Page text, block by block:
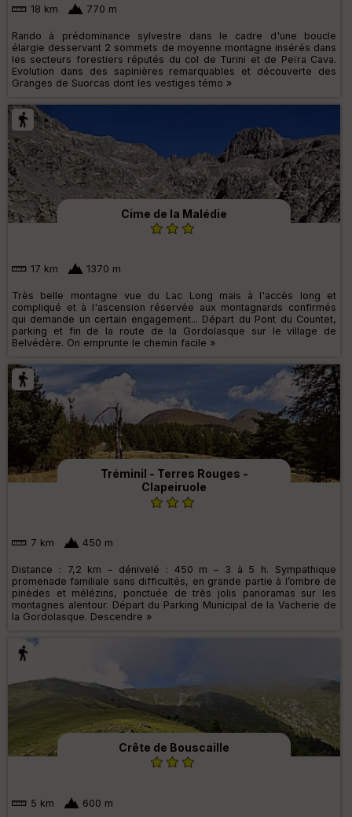
18 km 770 m
Rando à prédominance sylvestre dans le cadre d'une boucle
élargie desservant 2 sommets de moyenne montagne insérés dans
les secteurs forestiers réputés du col de Turini et de Peïra Cava.
Evolution dans des sapinières remarquables et découverte des
Granges de Suorcas dont les vestiges témo »
Cime de la Malédie
17 km 1370 m
Très belle montagne vue du Lac Long mais à l'accès long et
compliqué et à l'ascension réservée aux montagnards confirmés
qui demande un certain engagement... Départ du Pont du Countet,
parking et fin de la route de la Gordolasque sur le village de
Belvédère. On emprunte le chemin facile »
Tréminil - Terres Rouges -
Clapeiruole
7 km 450 m
Distance : 7,2 km – dénivelé : 450 m – 3 à 5 h. Sympathique
promenade familiale sans difficultés, en grande partie à l’ombre de
pinèdes et mélézins, ponctuée de très jolis panoramas sur les
montagnes alentour. Départ du Parking Municipal de la Vacherie de
la Gordolasque. Descendre »
Crête de Bouscaille
5 km 600 m